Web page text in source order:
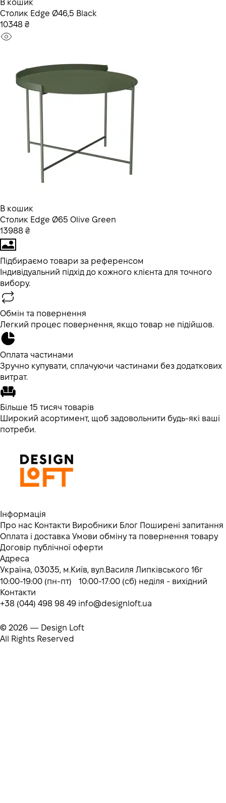
В кошик
Столик Edge Ø46,5 Black
10348 ₴
В кошик
Столик Edge Ø65 Olive Green
13988 ₴
Підбираємо товари за референсом
Індивідуальний підхід до кожного клієнта для точного
вибору.
Обмін та повернення
Легкий процес повернення, якщо товар не підійшов.
Оплата частинами
Зручно купувати, сплачуючи частинами без додаткових
витрат.
Більше 15 тисяч товарів
Широкий асортимент, щоб задовольнити будь-які ваші
потреби.
Інформація
Про нас Контакти Виробники Блог Поширені запитання
Оплата і доставка Умови обміну та повернення товару
Договір публічної оферти
Адреса
Україна, 03035, м.Київ, вул.Василя Липківського 16г
10:00-19:00 (пн-пт) 10:00-17:00 (сб) неділя - вихідний
Контакти
+38 (044) 498 98 49 info@designloft.ua
© 2026 — Design Loft
All Rights Reserved